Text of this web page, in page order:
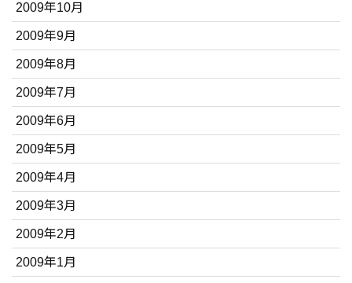
2009年10月
2009年9月
2009年8月
2009年7月
2009年6月
2009年5月
2009年4月
2009年3月
2009年2月
2009年1月